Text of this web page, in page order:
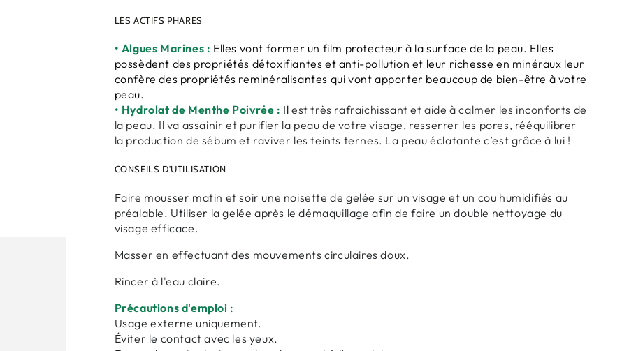
LES ACTIFS PHARES
• Algues Marines : Elles vont former un film protecteur à la surface de la peau. Elles
possèdent des propriétés détoxifiantes et anti-pollution et leur richesse en minéraux leur
confère des propriétés reminéralisantes qui vont apporter beaucoup de bien-être à votre
peau.
• Hydrolat de Menthe Poivrée : Il est très rafraichissant et aide à calmer les inconforts de
la peau. Il va assainir et purifier la peau de votre visage, resserrer les pores, rééquilibrer
la production de sébum et raviver les teints ternes. La peau éclatante c’est grâce à lui !
CONSEILS D'UTILISATION
Faire mousser matin et soir une noisette de gelée sur un visage et un cou humidifiés au
préalable. Utiliser la gelée après le démaquillage afin de faire un double nettoyage du
visage efficace.
Masser en effectuant des mouvements circulaires doux.
Rincer à l'eau claire.
Précautions d'emploi :
Usage externe uniquement.
Éviter le contact avec les yeux.